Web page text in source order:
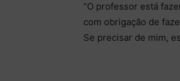
“O professor está
com obrigação de
Se precisar de mim,